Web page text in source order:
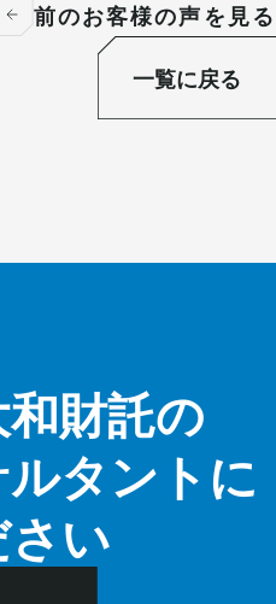
前のお客様の声を見る
一覧に戻る
財託の
タントに
い